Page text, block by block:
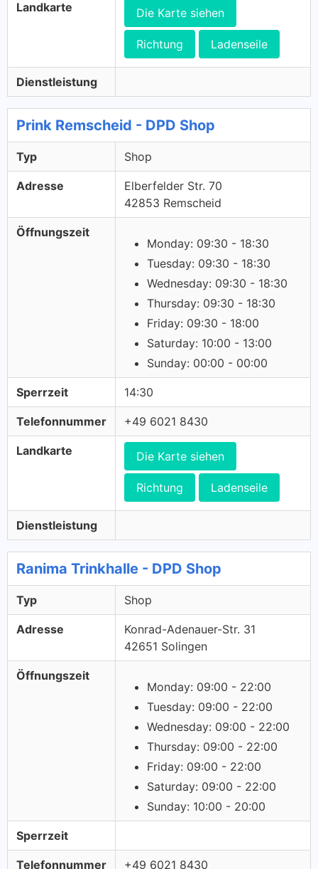
Landkarte Die Karte siehen
Richtung Ladenseile
Dienstleistung
Prink Remscheid - DPD Shop
Typ Shop
Adresse
Elberfelder Str. 70
42853 Remscheid
Öffnungszeit
Monday: 09:30 - 18:30
Tuesday: 09:30 - 18:30
Wednesday: 09:30 - 18:30
Thursday: 09:30 - 18:30
Friday: 09:30 - 18:00
Saturday: 10:00 - 13:00
Sunday: 00:00 - 00:00
Sperrzeit 14:30
Telefonnummer +49 6021 8430
Landkarte Die Karte siehen
Richtung Ladenseile
Dienstleistung
Ranima Trinkhalle - DPD Shop
Typ Shop
Adresse
Konrad-Adenauer-Str. 31
42651 Solingen
Öffnungszeit
Monday: 09:00 - 22:00
Tuesday: 09:00 - 22:00
Wednesday: 09:00 - 22:00
Thursday: 09:00 - 22:00
Friday: 09:00 - 22:00
Saturday: 09:00 - 22:00
Sunday: 10:00 - 20:00
Sperrzeit
Telefonnummer +49 6021 8430